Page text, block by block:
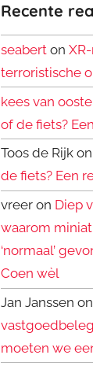
Recente
seabert on
terroristische
kees van
of de fiets?
Toos de Rijk
de fiets? Een
vreer on Diep
waarom
‘normaal’
Coen wèl
Jan Janssen
moeten we